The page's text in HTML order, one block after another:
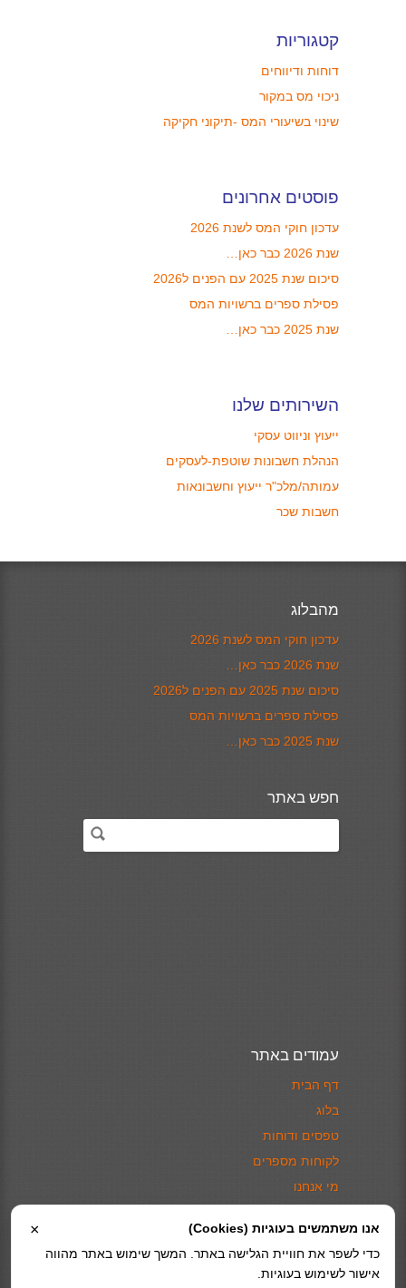
קטגוריות
דוחות ודיווחים
ניכוי מס במקור
שינוי בשיעורי המס -תיקוני חקיקה
פוסטים אחרונים
עדכון חוקי המס לשנת 2026
שנת 2026 כבר כאן…
סיכום שנת 2025 עם הפנים ל2026
פסילת ספרים ברשויות המס
שנת 2025 כבר כאן…
השירותים שלנו
ייעוץ וניווט עסקי
הנהלת חשבונות שוטפת-לעסקים
עמותה/מלכ"ר ייעוץ וחשבונאות
חשבות שכר
מהבלוג
עדכון חוקי המס לשנת 2026
שנת 2026 כבר כאן…
סיכום שנת 2025 עם הפנים ל2026
פסילת ספרים ברשויות המס
שנת 2025 כבר כאן…
חפש באתר
עמודים באתר
דף הבית
בלוג
טפסים ודוחות
לקוחות מספרים
מי אנחנו
מדיניות פרטיות
×
אנו משתמשים בעוגיות (Cookies)
כדי לשפר את חוויית הגלישה באתר. המשך שימוש באתר מהווה
אישור לשימוש בעוגיות.